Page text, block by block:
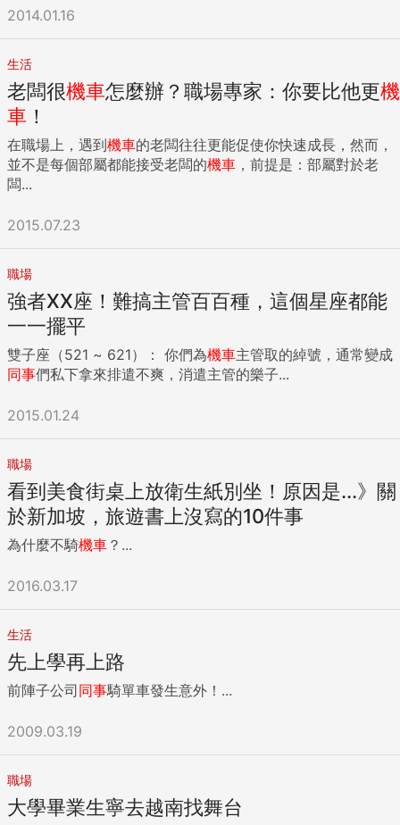
2014.01.16
生活
老闆很機車怎麼辦？職場專家：你要比他更機
車 ！
在職場上，遇到機車的老闆往往更能促使你快速成長，然而，
並不是每個部屬都能接受老闆的機車 ，前提是：部屬對於老
闆...
2015.07.23
職場
強者XX座！難搞主管百百種，這個星座都能
一一擺平
雙子座（521 ~ 621）： 你們為機車主管取的綽號，通常變成
同事們私下拿來排遣不爽，消遣主管的樂子...
2015.01.24
職場
看到美食街桌上放衛生紙別坐！原因是...》關
於新加坡，旅遊書上沒寫的10件事
為什麼不騎機車 ？...
2016.03.17
生活
先上學再上路
前陣子公司同事騎單車發生意外！...
2009.03.19
職場
大學畢業生寧去越南找舞台